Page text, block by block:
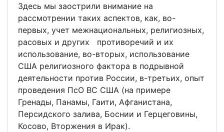
Здесь мы заострили внимание на
рассмотрении таких аспектов, как, во-
первых, учет межнациональных, религиозных,
расовых и других противоречий и их
использование, во-вторых, использование
США религиозного фактора в подрывной
деятельности против России, в-третьих, опыт
проведения ПсО ВС США (на примере
Гренады, Панамы, Гаити, Афганистана,
Персидского залива, Боснии и Герцеговины,
Косово, Вторжения в Ирак).